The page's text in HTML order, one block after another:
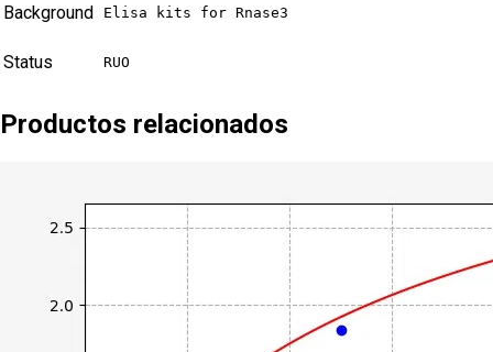
Background Elisa kits for Rnase3
Status RUO
Productos relacionados